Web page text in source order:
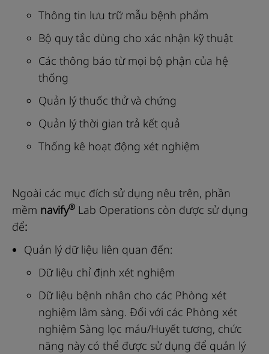
Thông tin lưu trữ mẫu bệnh phẩm
Bộ quy tắc dùng cho xác nhận kỹ thuật
Các thông báo từ mọi bộ phận của hệ
thống
Quản lý thuốc thử và chứng
Quản lý thời gian trả kết quả
Thống kê hoạt động xét nghiệm
Ngoài các mục đích sử dụng nêu trên, phần
mềm navify® Lab Operations còn được sử dụng
để:
Quản lý dữ liệu liên quan đến:
Dữ liệu chỉ định xét nghiệm
Dữ liệu bệnh nhân cho các Phòng xét
nghiệm lâm sàng. Đối với các Phòng xét
nghiệm Sàng lọc máu/Huyết tương, chức
năng này có thể được sử dụng để quản lý